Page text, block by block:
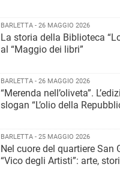
BARLETTA - 26 MAGGIO 2026
La storia della Biblioteca
al “Maggio dei libri”
BARLETTA - 26 MAGGIO 2026
“Merenda nell’oliveta”.
slogan “L’olio della
BARLETTA - 25 MAGGIO 2026
Nel cuore del quartiere San
“Vico degli Artisti”: arte,